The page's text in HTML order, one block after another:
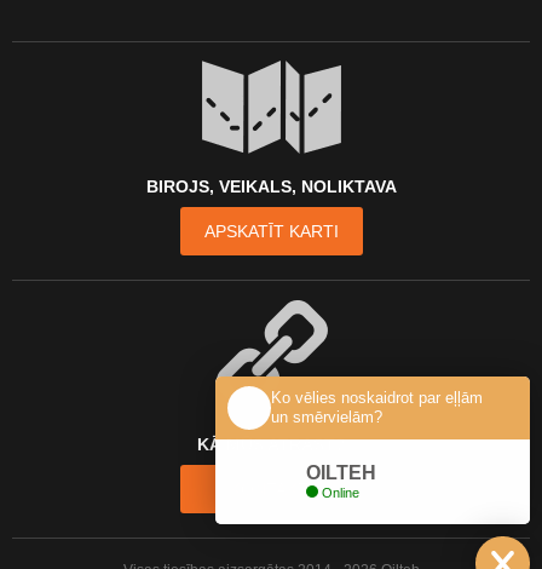
BIROJS, VEIKALS, NOLIKTAVA
APSKATĪT KARTI
KĀ MŪS ATRAST?
KONTAKTI
Ko vēlies noskaidrot par eļļām
un smērvielām?
OILTEH
Online